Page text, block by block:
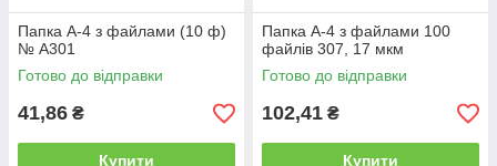
Папка А-4 з файлами (10 ф)
№ А301
Готово до відправки
41,86 ₴
Купити
Папка А-4 з файлами 100
файлів 307, 17 мкм
Готово до відправки
102,41 ₴
Купити